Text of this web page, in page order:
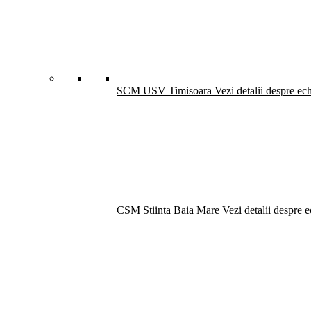
SCM USV Timisoara Vezi detalii despre
CSM Stiinta Baia Mare Vezi detalii despre